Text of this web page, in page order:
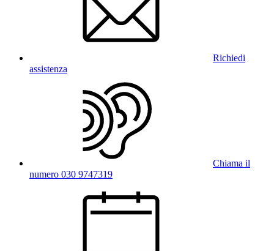
Richiedi
assistenza
Chiama il
numero 030 9747319